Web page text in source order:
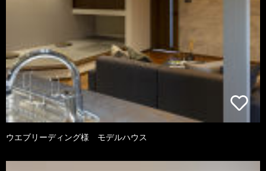
ウエブリーディング様 モデルハウス